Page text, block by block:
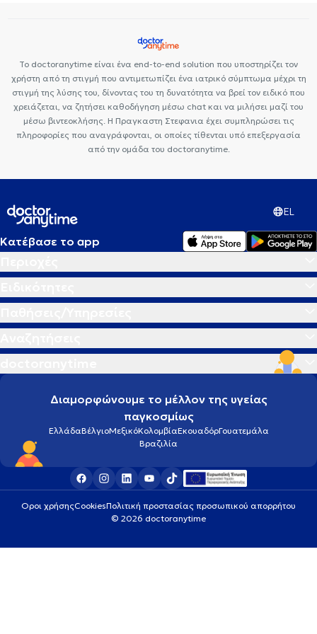
Το doctoranytime είναι ένα end-to-end solution που υποστηρίζει τον
χρήστη από τη στιγμή που αντιμετωπίζει ένα ιατρικό σύμπτωμα μέχρι τη
στιγμή της λύσης του, δίνοντας του τη δυνατότητα να βρεί τον ειδικό που
χρειάζεται, να ζητήσει καθοδήγηση μέσω chat και να μιλήσει μαζί του
μέσω βιντεοκλήσης. Η Πραγκαστη Στεφανια έχει συμπληρώσει τις
πληροφορίες που αναγράφονται, οι οποίες τίθενται υπό επεξεργασία
από την ομάδα του doctoranytime.
EL
Κατέβασε το app
Διαμορφώνουμε το μέλλον της υγείας
παγκοσμίως
ΕλλάδαΒέλγιοΜεξικόΚολομβίαΕκουαδόρΓουατεμάλα
Βραζιλία
Οροι χρήσηςCookiesΠολιτική προστασίας προσωπικού απορρήτου
© 2026 doctoranytime